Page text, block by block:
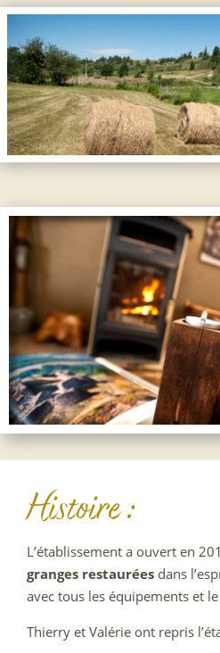
Histoire :
L’établissement a ouvert en
granges restaurées dans
avec tous les équipements et
Thierry et Valérie ont repris